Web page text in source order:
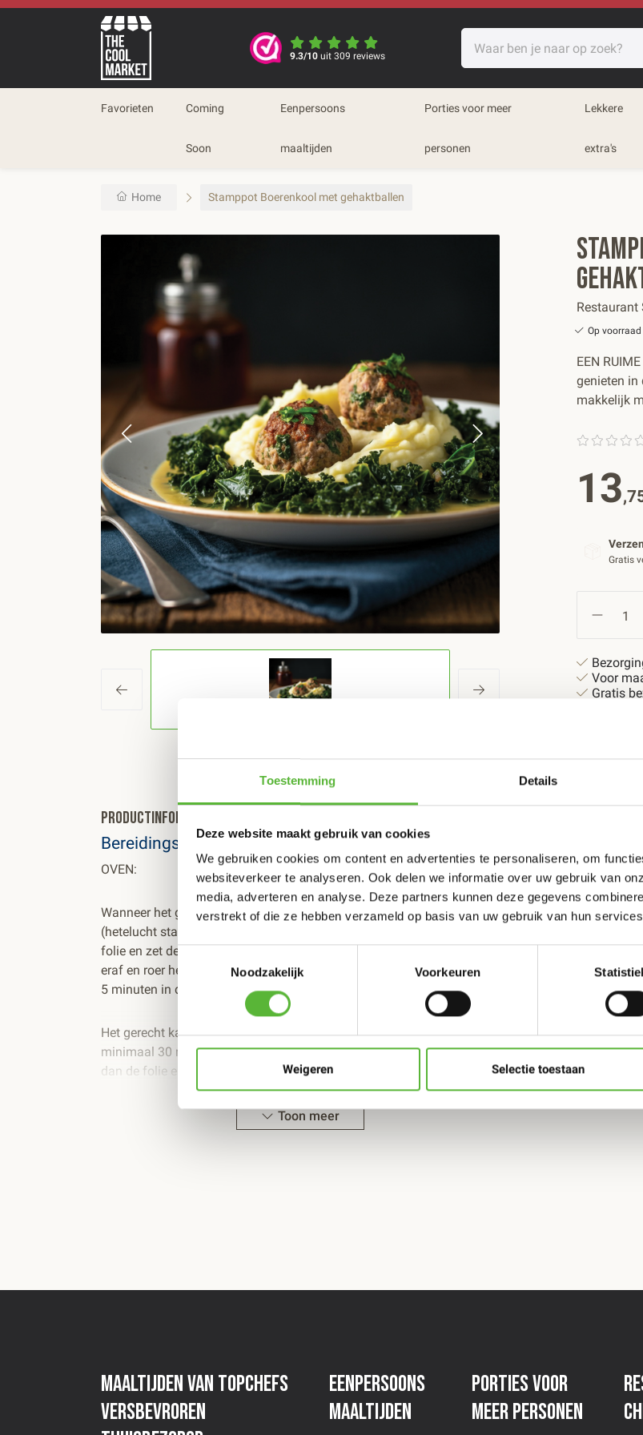
Toestemming Details
Deze website maakt gebruik van cookies
We gebruiken cookies om content en advertenties te personaliseren, om
websiteverkeer te analyseren. Ook delen we informatie over uw gebruik van
media, adverteren en analyse. Deze partners kunnen deze gegevens
verstrekt of die ze hebben verzameld op basis van uw gebruik van hun
Toestemmingsselectie
Noodzakelijk
Voorkeuren
Weigeren Selectie toestaan
9.3/10 uit 309 reviews
Favorieten Coming
Soon
Eenpersoons
maaltijden
Porties voor meer
personen
Lekkere
extra's
Home Stamppot Boerenkool met gehaktballen
Restaurant
Op voorraad
EEN
genieten in
makkelijk
13
Gratis
Voor
Gratis
Productinformatie
Bereidingsinstructie
OVEN:
Wanneer het gerecht ontdooid is, verwarm de oven dan op 160 graden
(hetelucht stand). Prik in elk vak van het gerecht een klein gat in de
folie en zet de verpakking 20 minuten in de oven. Haal dan de folie
eraf en roer het gerecht kort om met een lepel. Zet het gerecht nog eens
5 minuten in de oven.
Het gerecht kan ook bevroren in de oven worden gezet; zet dan
minimaal 30 minuten in de oven op 130 graden (heteluchtstand). Haal
dan de folie eraf en roer het gerecht kort om met een lepel. Zet het
gerecht nog eens 10 minuten in de oven.
Restaurant Smink vindt u in Wolvega. Hier kook ik, Jan Smink, volgens
de Smink-stijl een menu op hoog niveau, met veel lef en met een grote
Toon meer
Schrijf
Maaltijden van topchefs
versbevroren
Eenpersoons
maaltijden
Porties voor
meer personen